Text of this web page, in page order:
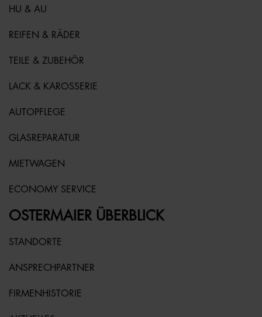
HU & AU
REIFEN & RÄDER
TEILE & ZUBEHÖR
LACK & KAROSSERIE
AUTOPFLEGE
GLASREPARATUR
MIETWAGEN
ECONOMY SERVICE
OSTERMAIER ÜBERBLICK
STANDORTE
ANSPRECHPARTNER
FIRMENHISTORIE